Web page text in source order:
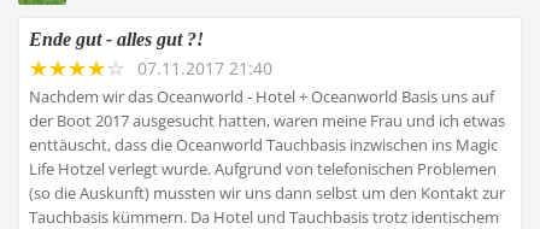
Ende gut - alles gut ?!
07.11.2017 21:40
Nachdem wir das Oceanworld - Hotel + Oceanworld Basis uns auf
der Boot 2017 ausgesucht hatten, waren meine Frau und ich etwas
enttäuscht, dass die Oceanworld Tauchbasis inzwischen ins Magic
Life Hotzel verlegt wurde. Aufgrund von telefonischen Problemen
(so die Auskunft) mussten wir uns dann selbst um den Kontakt zur
Tauchbasis kümmern. Da Hotel und Tauchbasis trotz identischem